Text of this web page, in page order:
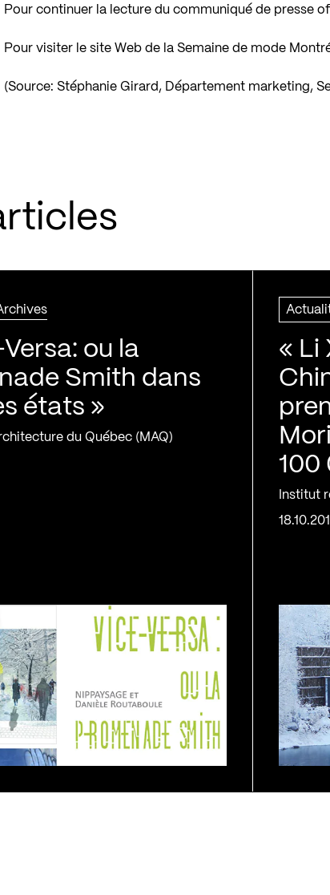
Pour continuer la lecture du communiqué de presse
Pour visiter le site Web de la Semaine de mode
(Source: Stéphanie Girard, Département marketing,
ou la
Smith dans
états »
du Québec (MAQ)
« Li
100
Institut